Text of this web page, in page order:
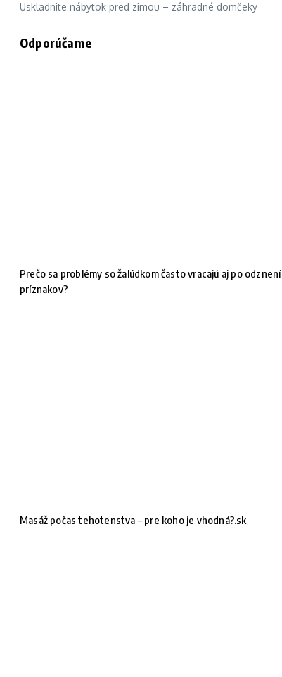
Uskladnite nábytok pred zimou – záhradné domčeky
Odporúčame
Prečo sa problémy so žalúdkom často vracajú aj po odznení
príznakov?
Masáž počas tehotenstva – pre koho je vhodná?.sk